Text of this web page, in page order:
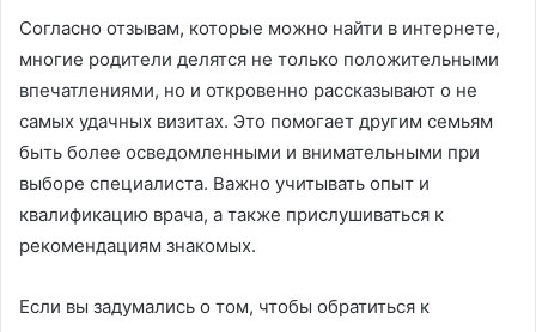
Согласно отзывам, которые можно найти в интернете,
многие родители делятся не только положительными
впечатлениями, но и откровенно рассказывают о не
самых удачных визитах. Это помогает другим семьям
быть более осведомленными и внимательными при
выборе специалиста. Важно учитывать опыт и
квалификацию врача, а также прислушиваться к
рекомендациям знакомых.
Если вы задумались о том, чтобы обратиться к